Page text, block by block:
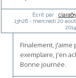
Écrit par : clara65
13h26- mercredi 20 août
2014
Finalement, j'aime
exemplaire, j'en
Bonne journée.